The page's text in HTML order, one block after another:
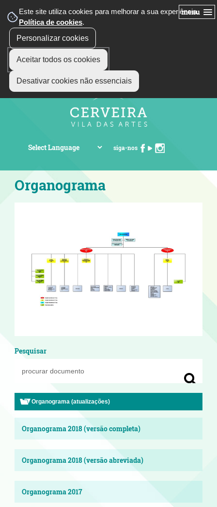
Este site utiliza cookies para melhorar a sua experiência.
Política de cookies.
Personalizar cookies
Aceitar todos os cookies
Desativar cookies não essenciais
menu
siga-nos
Organograma
Pesquisar
Organograma (atualizações)
Organograma 2018 (versão completa)
Organograma 2018 (versão abreviada)
Organograma 2017